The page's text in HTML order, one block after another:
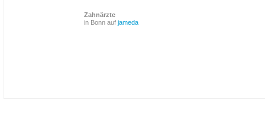
Zahnärzte
in Bonn auf jameda